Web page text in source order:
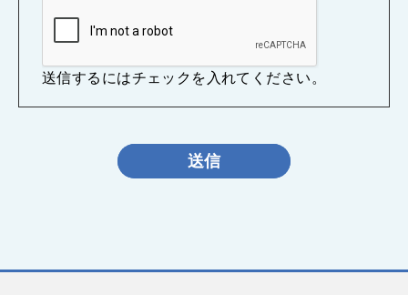
送信するにはチェックを入れてください。
送信